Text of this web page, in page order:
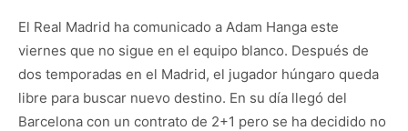
El Real Madrid ha comunicado a Adam Hanga este
viernes que no sigue en el equipo blanco. Después de
dos temporadas en el Madrid, el jugador húngaro queda
libre para buscar nuevo destino. En su día llegó del
Barcelona con un contrato de 2+1 pero se ha decidido no